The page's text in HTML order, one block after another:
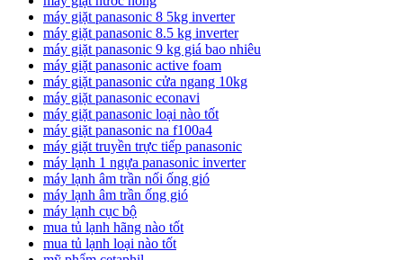
máy giặt panasonic 8 5kg inverter
máy giặt panasonic 8.5 kg inverter
máy giặt panasonic 9 kg giá bao nhiêu
máy giặt panasonic active foam
máy giặt panasonic cửa ngang 10kg
máy giặt panasonic econavi
máy giặt panasonic loại nào tốt
máy giặt panasonic na f100a4
máy giặt truyền trực tiếp panasonic
máy lạnh 1 ngựa panasonic inverter
máy lạnh âm trần nối ống gió
máy lạnh âm trần ống gió
máy lạnh cục bộ
mua tủ lạnh hãng nào tốt
mua tủ lạnh loại nào tốt